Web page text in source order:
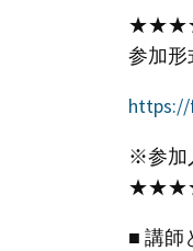
参加形
https://
※参加
■ 講師